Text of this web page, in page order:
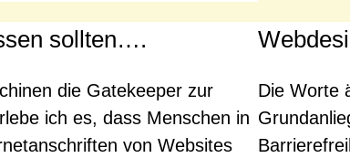
sollten….
die Gatekeeper zur
ich es, dass Menschen in
von Websites
Die Worte